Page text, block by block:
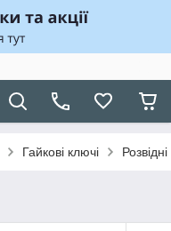
Гайкові ключі